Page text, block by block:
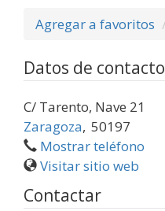
Agregar a favoritos
Datos de contacto
C/ Tarento, Nave 21
Zaragoza, 50197
Mostrar teléfono
Visitar sitio web
Contactar